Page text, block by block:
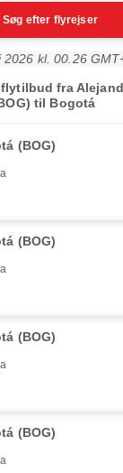
Søg efter flyrejser
2026 kl. 00.26
fra
til Bogotá
(BOG)
(BOG)
(BOG)
(BOG)